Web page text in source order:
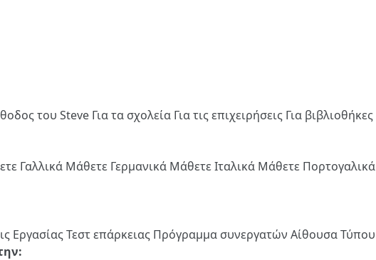
του Steve Για τα σχολεία Για τις επιχειρήσεις Για βιβλιοθήκες
Γαλλικά Μάθετε Γερμανικά Μάθετε Ιταλικά Μάθετε Πορτογαλικά
ΕργασίαςΤεστ επάρκειας Πρόγραμμα συνεργατών Αίθουσα Τύπου